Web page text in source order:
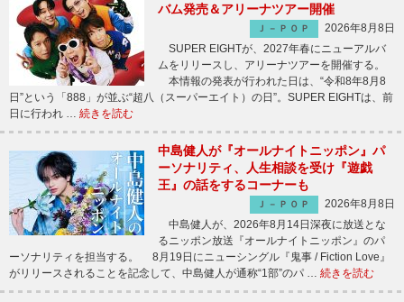
バム発売＆アリーナツアー開催
Ｊ－ＰＯＰ
2026年8月8日
SUPER EIGHTが、2027年春にニューアルバ
ムをリリースし、アリーナツアーを開催する。
本情報の発表が行われた日は、“令和8年8月8
日”という「888」が並ぶ“超八（スーパーエイト）の日”。SUPER EIGHTは、前
日に行われ … 続きを読む
中島健人が『オールナイトニッポン』パ
ーソナリティ、人生相談を受け『遊戯
王』の話をするコーナーも
Ｊ－ＰＯＰ
2026年8月8日
中島健人が、2026年8月14日深夜に放送とな
るニッポン放送『オールナイトニッポン』のパ
ーソナリティを担当する。 8月19日にニューシングル『鬼事 / Fiction Love』
がリリースされることを記念して、中島健人が通称“1部”のパ … 続きを読む